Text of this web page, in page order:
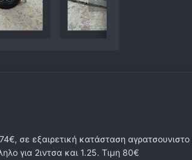
σε εξαιρετική κατάσταση
για 2ιντσα και 1.25. Τιμη 80€